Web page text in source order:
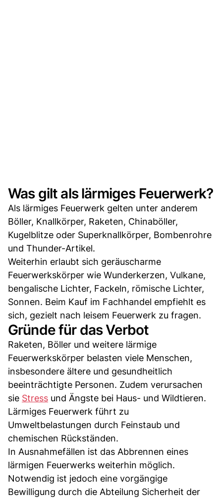
Was gilt als lärmiges Feuerwerk?
Als lärmiges Feuerwerk gelten unter anderem
Böller, Knallkörper, Raketen, Chinaböller,
Kugelblitze oder Superknallkörper, Bombenrohre
und Thunder-Artikel.
Weiterhin erlaubt sich geräuscharme
Feuerwerkskörper wie Wunderkerzen, Vulkane,
bengalische Lichter, Fackeln, römische Lichter,
Sonnen. Beim Kauf im Fachhandel empfiehlt es
sich, gezielt nach leisem Feuerwerk zu fragen.
Gründe für das Verbot
Raketen, Böller und weitere lärmige
Feuerwerkskörper belasten viele Menschen,
insbesondere ältere und gesundheitlich
beeinträchtigte Personen. Zudem verursachen
sie Stress und Ängste bei Haus- und Wildtieren.
Lärmiges Feuerwerk führt zu
Umweltbelastungen durch Feinstaub und
chemischen Rückständen.
In Ausnahmefällen ist das Abbrennen eines
lärmigen Feuerwerks weiterhin möglich.
Notwendig ist jedoch eine vorgängige
Bewilligung durch die Abteilung Sicherheit der